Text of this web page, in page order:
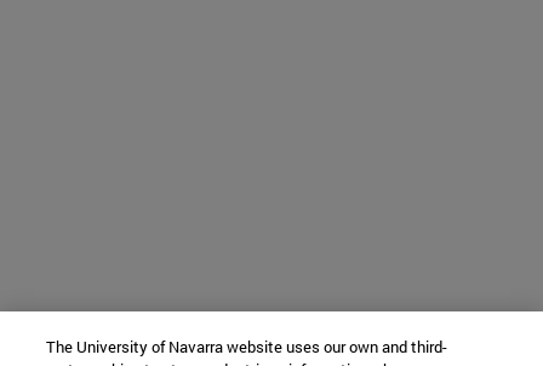
The University of Navarra website uses our own and third-